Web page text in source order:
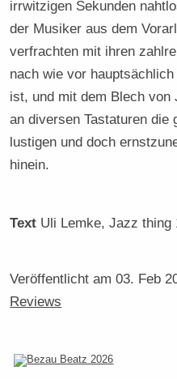
irrwitzigen Sekunden
der Musiker aus dem
verfrachten mit ihren
nach wie vor
ist, und mit dem Blech von
an diversen Tastaturen die
lustigen und doch
hinein.
Text Uli Lemke, Jazz thing
Veröffentlicht am03. Feb
Reviews